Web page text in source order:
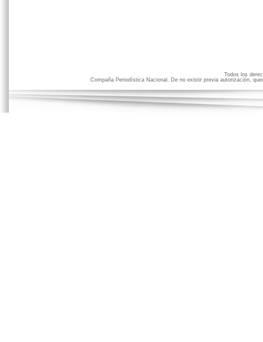
Todos los
Compaña Periodística Nacional. De no existir previa autorización,